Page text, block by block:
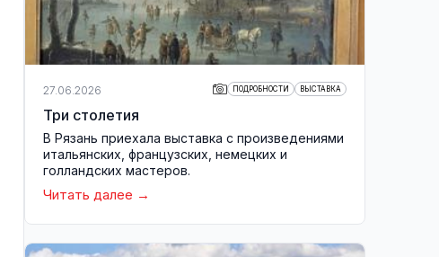
27.06.2026 ПОДРОБНОСТИ ВЫСТАВКА
Три столетия
В Рязань приехала выставка с произведениями
итальянских, французских, немецких и
голландских мастеров.
Читать далее